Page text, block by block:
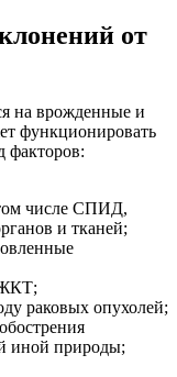
от
на врожденные и
функционировать
факторов:
числе СПИД,
и тканей;
ЖКТ;
раковых опухолей;
иной природы;